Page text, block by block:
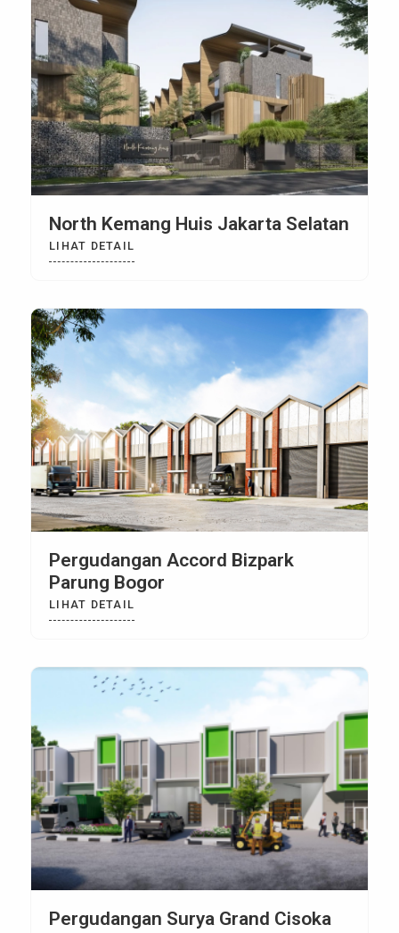
North Kemang Huis Jakarta Selatan
LIHAT DETAIL
Pergudangan Accord Bizpark
Parung Bogor
LIHAT DETAIL
Pergudangan Surya Grand Cisoka